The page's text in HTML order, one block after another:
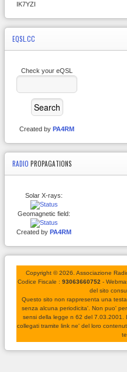
IK7YZI
EQSL.CC
Check your eQSL
Created by PA4RM
RADIO PROPAGATIONS
Solar X-rays:
Geomagnetic field:
Created by PA4RM
Copyright © 2026. Associazione
Codice Fiscale : 93063660752 -
del sito
Questo sito non rappresenta una
senza alcuna periodicita'. Non puo'
sensi della legge n 62 del 7.03.2001.
collegati tramite link ne' del loro